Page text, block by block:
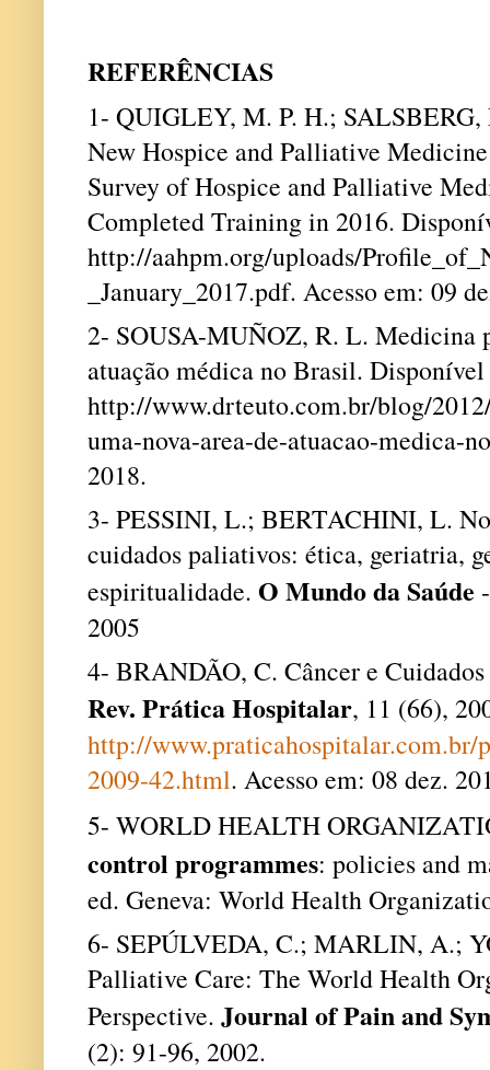
REFERÊNCIAS
1- QUIGLEY, M. P. H.;
New Hospice and Palliative
Survey of Hospice and Palliative
Completed Training in 2016.
http://aahpm.org/uploads/
_January_2017.pdf. Acesso em: 09
2- SOUSA-MUÑOZ, R. L. Medicina
atuação médica no Brasil.
http://www.drteuto.com.br/blog/
uma-nova-area-de-atuacao-medica-
2018.
3- PESSINI, L.; BERTACHINI, L.
cuidados paliativos: ética, geriatria,
espiritualidade. O Mundo da Saúde
2005
4- BRANDÃO, C. Câncer e
Rev. Prática Hospitalar, 11 (66),
http://www.praticahospitalar.com.br/
2009-42.html. Acesso em: 08 dez.
5- WORLD HEALTH
control programmes: policies and
ed. Geneva: World Health
6- SEPÚLVEDA, C.; MARLIN, A.;
Palliative Care: The World Health
Perspective. Journal of Pain and
(2): 91-96, 2002.